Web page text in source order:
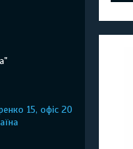
15, офіс 20